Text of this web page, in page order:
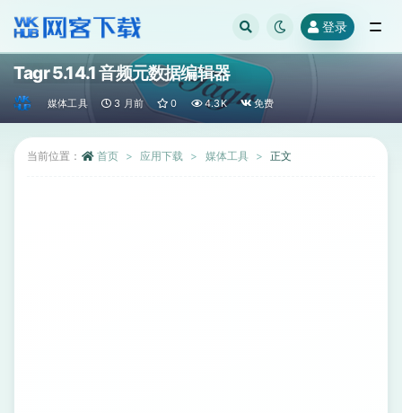
登录
Tagr 5.14.1 音频元数据编辑器
媒体工具 3 月前 0 4.3K 免费
当前位置： 首页 应用下载 媒体工具 正文
全部